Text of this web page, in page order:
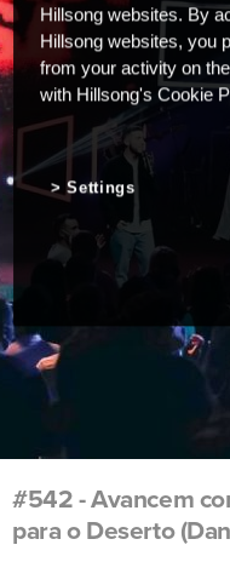
#542 - Avancem
para o Deserto
Hillsong websites. By
Hillsong websites, you
from your activity on
with Hillsong's Cookie
Settings